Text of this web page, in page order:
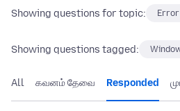
Showing questions for topic:
Showing questions tagged:
All கவனம் தேவை Responded